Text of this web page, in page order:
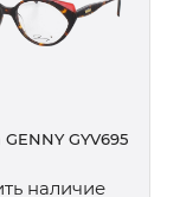
GYV695
наличие